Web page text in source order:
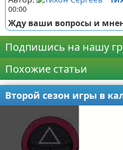
00:00
Жду ваши вопросы и
Подпишись на нашу
Похожие статьи
Второй сезон игры в